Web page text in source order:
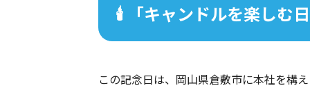
🕯️ 「キャンドルを楽しむ
この記念日は、岡山県倉敷市に本社を構